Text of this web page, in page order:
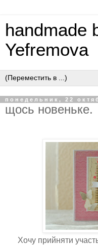
handmade
Yefremova
понедельник, 22
щось новеньке.
Хочу прийняти